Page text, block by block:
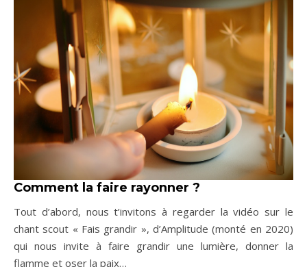
Comment la faire rayonner ?
Tout d’abord, nous t’invitons à regarder la vidéo sur le
chant scout « Fais grandir », d’Amplitude (monté en 2020)
qui nous invite à faire grandir une lumière, donner la
flamme et oser la paix…